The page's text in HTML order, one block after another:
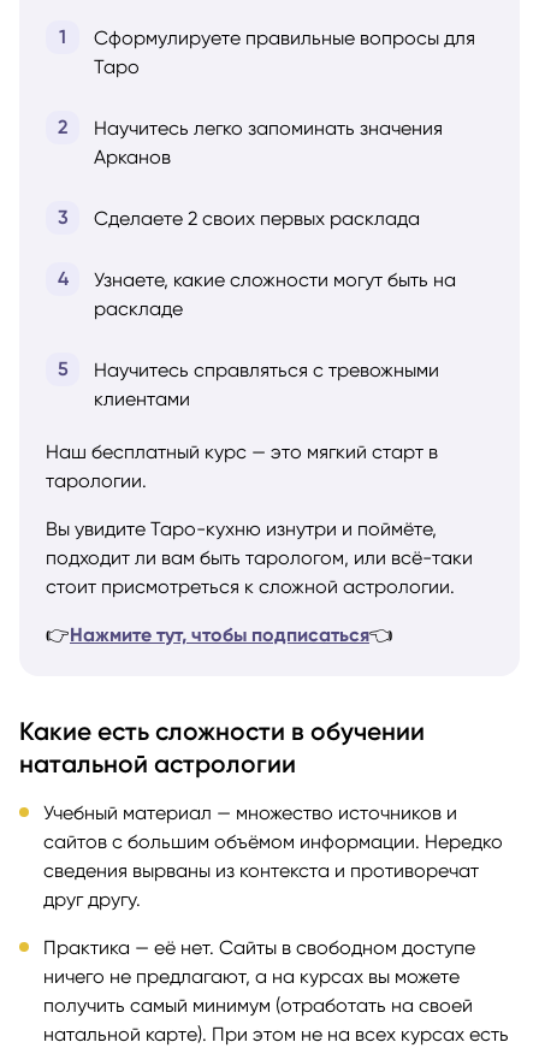
Сформулируете правильные вопросы для
Таро
Научитесь легко запоминать значения
Арканов
Сделаете 2 своих первых расклада
Узнаете, какие сложности могут быть на
раскладе
Научитесь справляться с тревожными
клиентами
Наш бесплатный курс — это мягкий старт в
тарологии.
Вы увидите Таро-кухню изнутри и поймёте,
подходит ли вам быть тарологом, или всё-таки
стоит присмотреться к сложной астрологии.
👉Нажмите тут, чтобы подписаться👈
Какие есть сложности в обучении
натальной астрологии
Учебный материал — множество источников и
сайтов с большим объёмом информации. Нередко
сведения вырваны из контекста и противоречат
друг другу.
Практика — её нет. Сайты в свободном доступе
ничего не предлагают, а на курсах вы можете
получить самый минимум (отработать на своей
натальной карте). При этом не на всех курсах есть